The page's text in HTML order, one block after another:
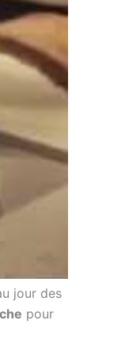
jour des
pour